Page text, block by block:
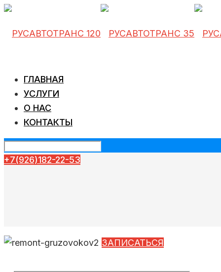
ГЛАВНАЯ
УСЛУГИ
О НАС
КОНТАКТЫ
+7(926)182-22-53
ЗАПИСАТЬСЯ